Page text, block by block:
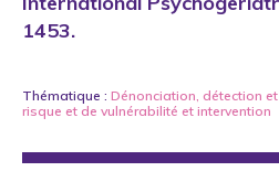
1453.
Thématique : Dénonciation, détection
risque et de vulnérabilité et intervention